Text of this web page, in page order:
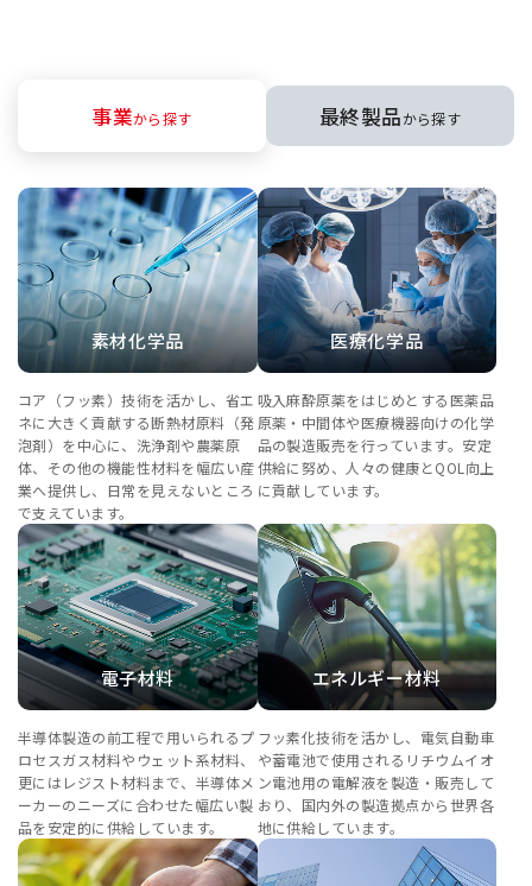
事業から探す 最終製品から探す
素材化学品
コア（フッ素）技術を活かし、省エ
ネに大きく貢献する断熱材原料（発
泡剤）を中心に、洗浄剤や農薬原
体、その他の機能性材料を幅広い産
業へ提供し、日常を見えないところ
で支えています。
医療化学品
吸入麻酔原薬をはじめとする医薬品
原薬・中間体や医療機器向けの化学
品の製造販売を行っています。安定
供給に努め、人々の健康とQOL向上
に貢献しています。
電子材料
半導体製造の前工程で用いられるプ
ロセスガス材料やウェット系材料、
更にはレジスト材料まで、半導体メ
ーカーのニーズに合わせた幅広い製
品を安定的に供給しています。
エネルギー材料
フッ素化技術を活かし、電気自動車
や蓄電池で使用されるリチウムイオ
ン電池用の電解液を製造・販売して
おり、国内外の製造拠点から世界各
地に供給しています。